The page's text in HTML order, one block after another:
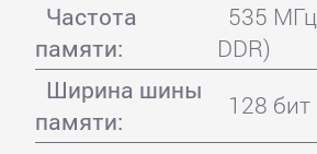
Частота
памяти:
535
DDR)
Ширина шины
памяти:
128 бит